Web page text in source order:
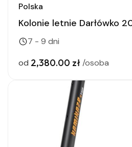
Polska
Kolonie letnie Darłówko
7 - 9 dni
od 2,380.00 zł /osoba